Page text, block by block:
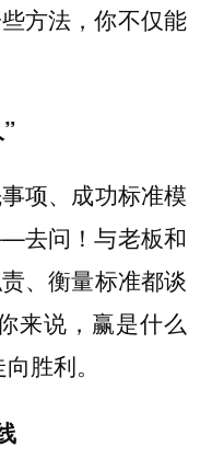
方法，你不仅能
项、成功标准模
去问！与老板和
、衡量标准都谈
来说，赢是什么
胜利。